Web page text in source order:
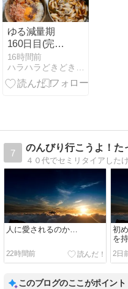
ゆる減量期
160日目(完全
トレオフ)
16時間前
7
人に愛されるのか…
22時間前
初
を
2日
このブログのここがポイント